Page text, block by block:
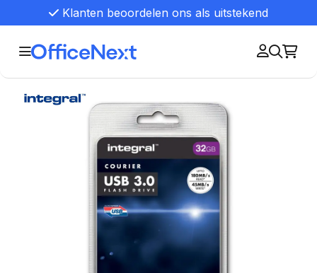
Klanten beoordelen ons als uitstekend